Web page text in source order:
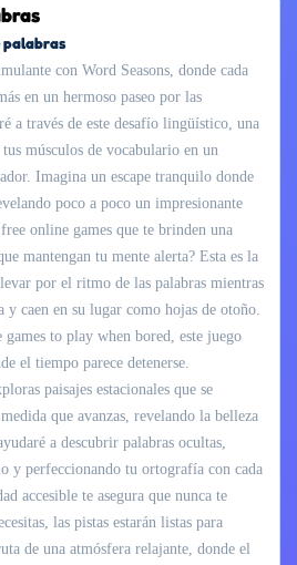
palabras
con Word Seasons, donde cada
en un hermoso paseo por las
a través de este desafío lingüístico, una
músculos de vocabulario en un
Imagina un escape tranquilo donde
poco a poco un impresionante
online games que te brinden una
mantengan tu mente alerta? Esta es la
por el ritmo de las palabras mientras
caen en su lugar como hojas de otoño.
games to play when bored, este juego
el tiempo parece detenerse.
paisajes estacionales que se
que avanzas, revelando la belleza
a descubrir palabras ocultas,
y perfeccionando tu ortografía con cada
accesible te asegura que nunca te
las pistas estarán listas para
de una atmósfera relajante, donde el